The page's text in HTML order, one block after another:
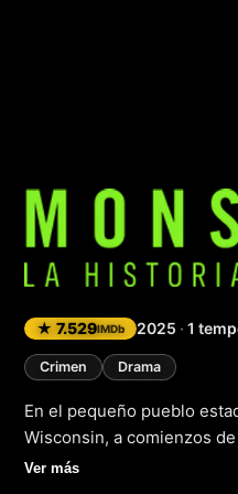
★ 7.529IMDb 2025 · 1
Crimen Drama
En el pequeño pueblo
Wisconsin, a comienzos
desarrolló un caso que
Ver más